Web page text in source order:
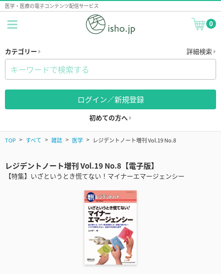
医学・医療の電子コンテンツ配信サービス
0
カテゴリー 詳細検索
ログイン／新規登録
初めての方へ
TOP すべて 雑誌 医学 レジデントノート増刊 Vol.19 No.8
レジデントノート増刊 Vol.19 No.8【電子版】
【特集】いざというとき慌てない！マイナーエマージェンシー